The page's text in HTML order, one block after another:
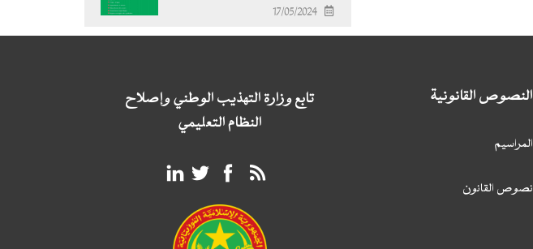
17/05/2024
تابع وزارة التهذيب الوطني وإصلاح
النظام التعليمي
النصوص القانونية
المراسيم
نصوص القانون